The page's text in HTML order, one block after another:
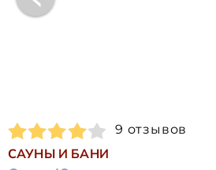
9 отзывов
САУНЫ И БАНИ